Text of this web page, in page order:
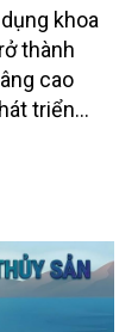
khoa
thành
cao
triển
đã
xây